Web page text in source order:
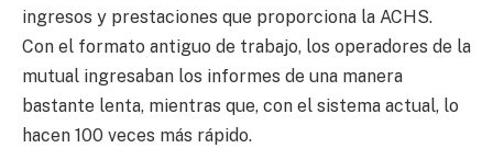
ingresos y prestaciones que proporciona la ACHS.
Con el formato antiguo de trabajo, los operadores de la
mutual ingresaban los informes de una manera
bastante lenta, mientras que, con el sistema actual, lo
hacen 100 veces más rápido.